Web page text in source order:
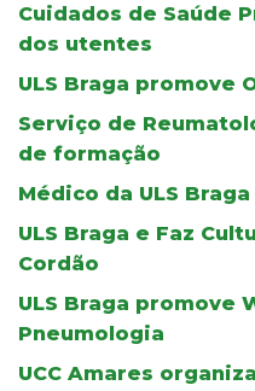
Cuidados de Saúde
dos utentes
ULS Braga promove
Serviço de
de formação
Médico da ULS
ULS Braga e Faz
Cordão
ULS Braga promove
Pneumologia
UCC Amares